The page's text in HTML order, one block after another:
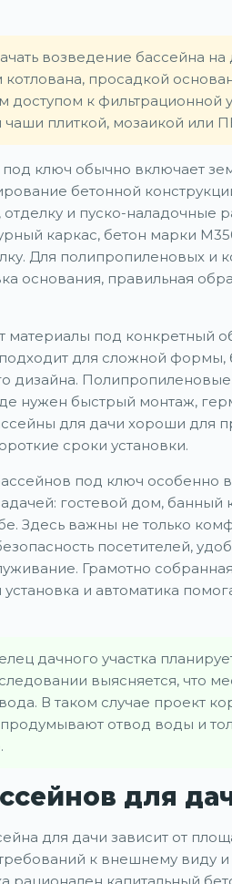
возведение бассейна
просадкой
доступом к фильтрационной
чаши плиткой, мозаикой или
ключ обычно включает
бетонной
и пуско-наладочные
каркас, бетон марки
Для полипропиленовых и
основания, правильная
материалы под конкретный
подходит для сложной
дизайна.
нужен быстрый монтаж,
для дачи хороши для
сроки установки.
под ключ особенно
гостевой дом, банный
Здесь важны не только
посетителей,
Грамотно
и автоматика
дачного участка
выясняется, что
В таком случае проект
отвод воды и
для
для дачи зависит от
к внешнему виду